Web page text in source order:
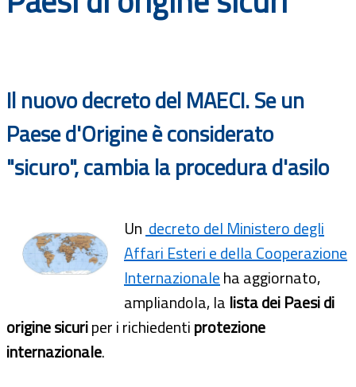
Il nuovo decreto del MAECI. Se un
Paese d'Origine è considerato
"sicuro", cambia la procedura d'asilo
Un decreto del Ministero degli
Affari Esteri e della Cooperazione
Internazionaleha aggiornato,
ampliandola, la lista dei Paesi di
origine sicuriper i richiedentiprotezione
internazionale.